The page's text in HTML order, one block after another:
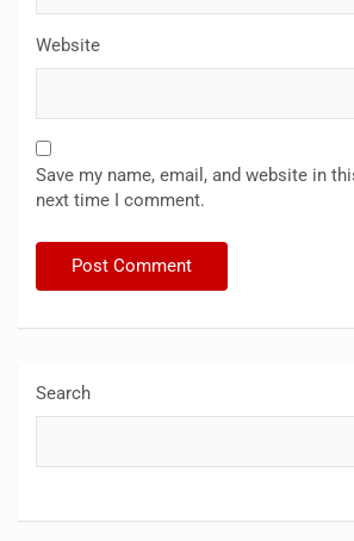
Website
Save my name, email, and website in
next time I comment.
Search